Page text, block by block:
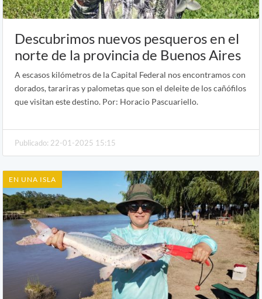
Descubrimos nuevos pesqueros en el
norte de la provincia de Buenos Aires
A escasos kilómetros de la Capital Federal nos encontramos con
dorados, tarariras y palometas que son el deleite de los cañófilos
que visitan este destino. Por: Horacio Pascuariello.
Publicado: 22-01-2025 15:15
EN UNA ISLA